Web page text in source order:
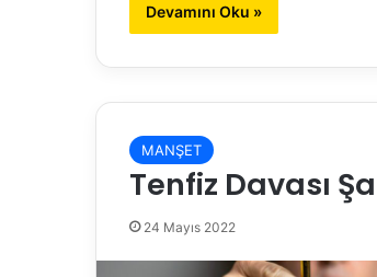
Devamını Oku »
MANŞET
Tenfiz Davası
24 Mayıs 2022